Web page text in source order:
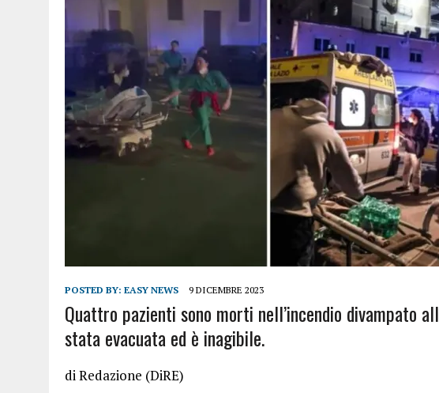
POSTED BY: EASY NEWS 9 DICEMBRE 2023
Quattro pazienti sono morti nell’incendio divampato
stata evacuata ed è inagibile.
di Redazione (DiRE)